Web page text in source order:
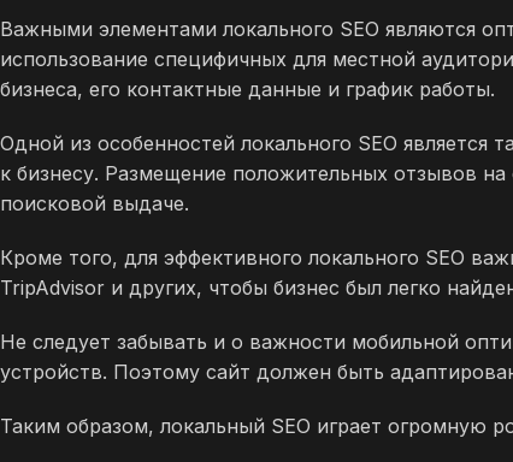
Важными элементами локального SEO являются
использование специфичных для местной
бизнеса, его контактные данные и график работы.
Одной из особенностей локального SEO
к бизнесу. Размещение положительных отзывов
поисковой выдаче.
Кроме того, для эффективного локального SEO
TripAdvisor и других, чтобы бизнес был легко
Не следует забывать и о важности мобильной
устройств. Поэтому сайт должен быть
Таким образом, локальный SEO играет огромную